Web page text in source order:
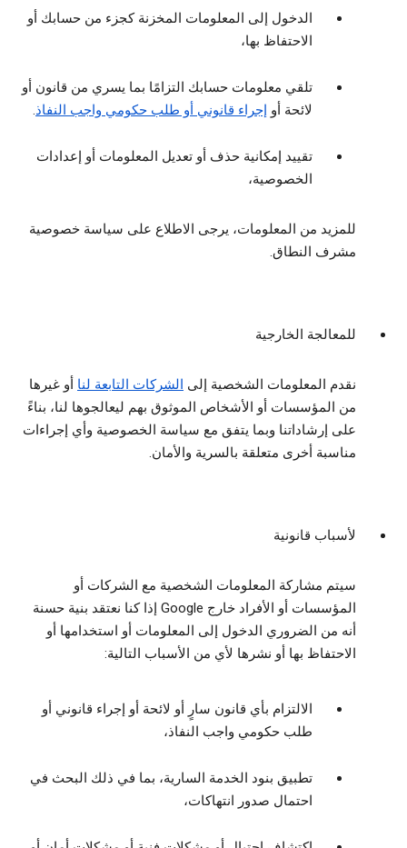
الدخول إلى المعلومات المخزنة كجزء من حسابك أو
الاحتفاظ بها،
تلقي معلومات حسابك التزامًا بما يسري من قانون أو
لائحة أو إجراء قانوني أو طلب حكومي واجب النفاذ.
تقييد إمكانية حذف أو تعديل المعلومات أو إعدادات
الخصوصية،
للمزيد من المعلومات، يرجى الاطلاع على سياسة خصوصية
مشرف النطاق.
للمعالجة الخارجية
نقدم المعلومات الشخصية إلى الشركات التابعة لنا أو غيرها
من المؤسسات أو الأشخاص الموثوق بهم ليعالجوها لنا، بناءً
على إرشاداتنا وبما يتفق مع سياسة الخصوصية وأي إجراءات
مناسبة أخرى متعلقة بالسرية والأمان.
لأسباب قانونية
سيتم مشاركة المعلومات الشخصية مع الشركات أو
المؤسسات أو الأفراد خارج Google إذا كنا نعتقد بنية حسنة
أنه من الضروري الدخول إلى المعلومات أو استخدامها أو
الاحتفاظ بها أو نشرها لأي من الأسباب التالية:
الالتزام بأي قانون سارٍ أو لائحة أو إجراء قانوني أو
طلب حكومي واجب النفاذ،
تطبيق بنود الخدمة السارية، بما في ذلك البحث في
احتمال صدور انتهاكات،